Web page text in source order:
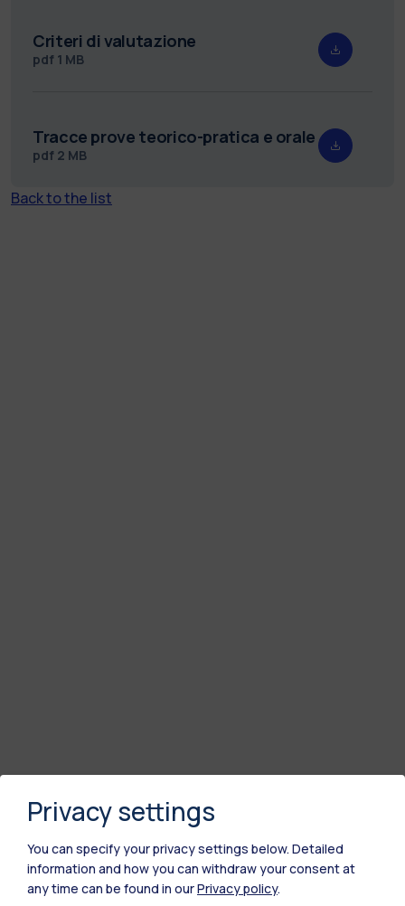
Criteri di valutazione
pdf 1 MB
Tracce prove teorico-pratica e orale
pdf 2 MB
Back to the list
Polimi Community
Tutti i siti dell’ecosistema
Privacy settings
You can specify your privacy settings below. Detailed
information and how you can withdraw your consent at
any time can be found in ourPrivacy policy.